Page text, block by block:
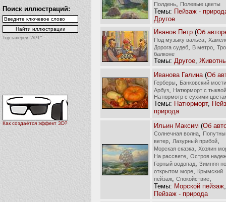
Поиск иллюстраций:
Top галереи "АРТ"
Как создаётся эффект 3D?
Полдень
Полевые цветы
Темы: Пейзаж -
Другое
Иванов Петр (Об
Под музыку вальса
Дорога судеб
В метро
балконе
Темы: Другое
Иванова Галина (Об
Герберы
Банковский
Арбуз
Натюрморт с тыквой
Натюрмотр с сухими
Темы: Натюрморт,
природа
Ильин Максим (Об
Солнечная волна
ветер
Лазурный прибой
Морская сказка
Хозяин
На рассвете
Остров
Горный водопад
Зимняя
открытом море
Крымский
пейзаж
Спокойствие
Темы: Морской пейзаж
Пейзаж - природа